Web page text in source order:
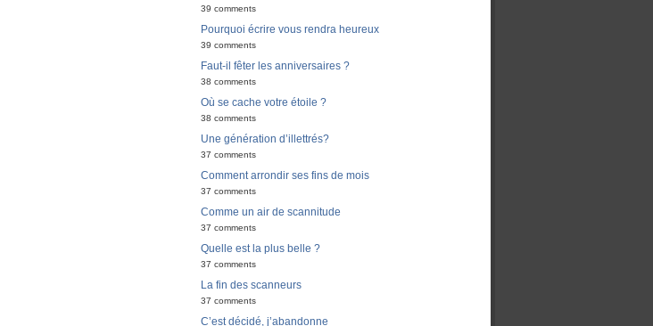
39 comments
Pourquoi écrire vous rendra heureux
39 comments
Faut-il fêter les anniversaires ?
38 comments
Où se cache votre étoile ?
38 comments
Une génération d’illettrés?
37 comments
Comment arrondir ses fins de mois
37 comments
Comme un air de scannitude
37 comments
Quelle est la plus belle ?
37 comments
La fin des scanneurs
37 comments
C’est décidé, j’abandonne